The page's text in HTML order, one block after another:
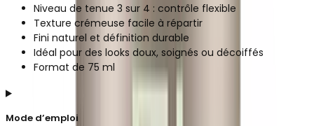
Niveau de tenue 3 sur 4 : contrôle flexible
Texture crémeuse facile à répartir
Fini naturel et définition durable
Idéal pour des looks doux, soignés ou décoiffés
Format de 75 ml
Mode d’emploi